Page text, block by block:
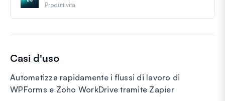
Produttività
Casi d'uso
Automatizza rapidamente i flussi di lavoro di
WPForms e Zoho WorkDrive tramite Zapier